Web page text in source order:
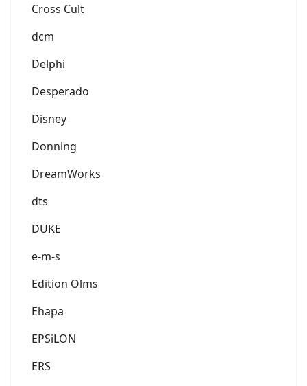
Cross Cult
dcm
Delphi
Desperado
Disney
Donning
DreamWorks
dts
DUKE
e-m-s
Edition Olms
Ehapa
EPSiLON
ERS